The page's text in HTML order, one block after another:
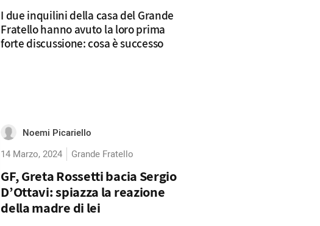
I due inquilini della casa del Grande
Fratello hanno avuto la loro prima
forte discussione: cosa è successo
Noemi Picariello
14 Marzo, 2024
Grande Fratello
GF, Greta Rossetti bacia Sergio
D’Ottavi: spiazza la reazione
della madre di lei